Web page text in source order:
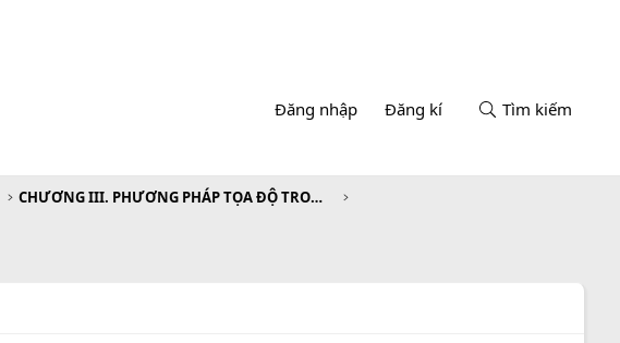
Đăng nhập Đăng kí Tìm kiếm
CHƯƠNG III. PHƯƠNG PHÁP TỌA ĐỘ TRONG MẶT PHẲNG